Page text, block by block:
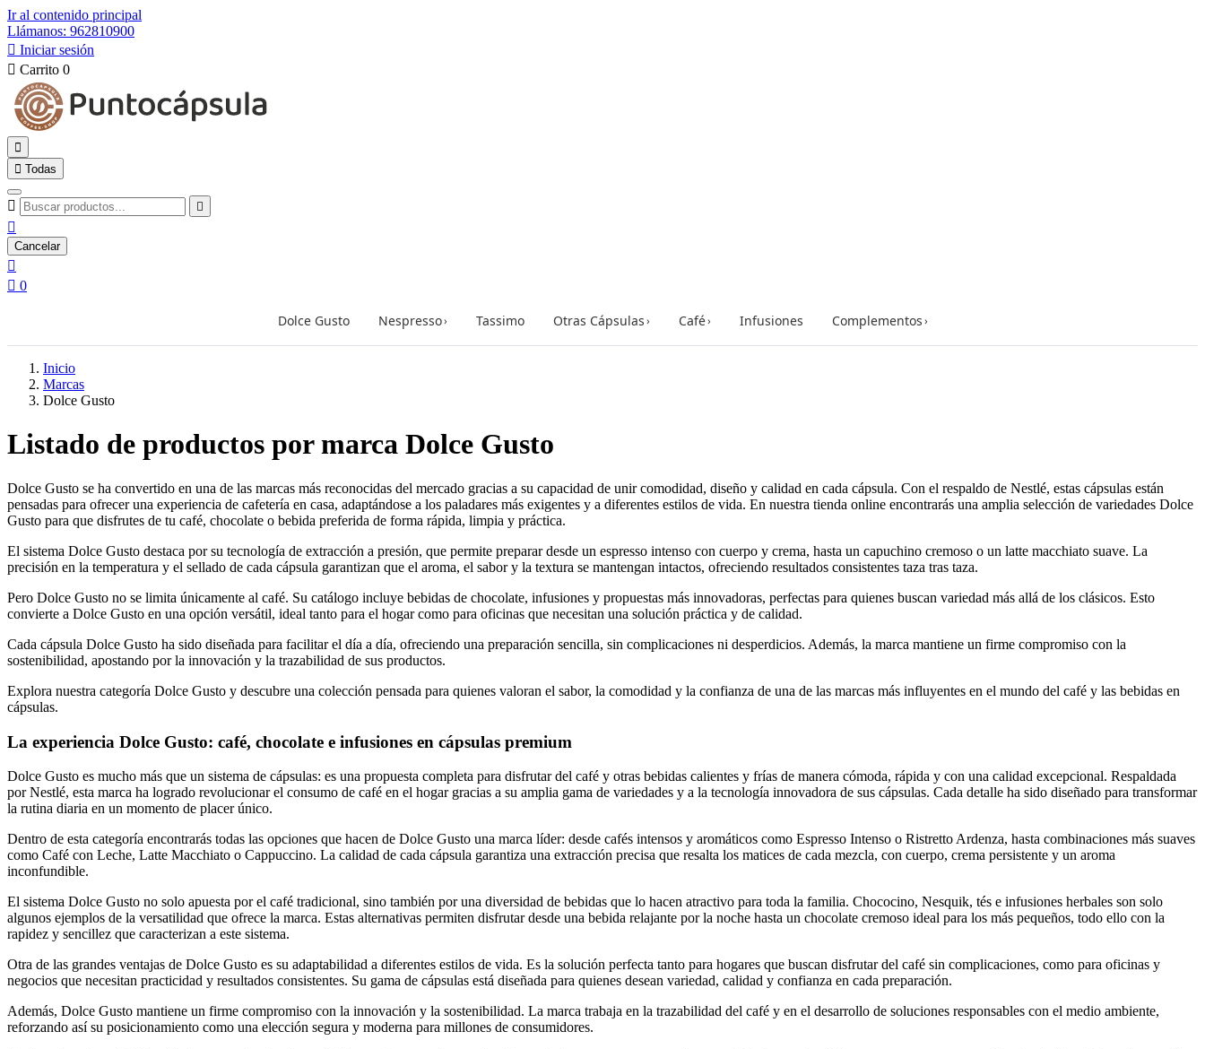
Ir al contenido principal
Llámanos: 962810900
 Iniciar sesión
 Carrito 0

 Todas
 

Cancelar

 0
Dolce Gusto Nespresso› Tassimo Otras Cápsulas› Café› Infusiones Complementos›
Inicio
Marcas
Dolce Gusto
Listado de productos por marca Dolce Gusto
Dolce Gusto se ha convertido en una de las marcas más reconocidas del mercado gracias a su capacidad de unir comodidad, diseño y calidad en cada cápsula. Con el respaldo de Nestlé, estas cápsulas están
pensadas para ofrecer una experiencia de cafetería en casa, adaptándose a los paladares más exigentes y a diferentes estilos de vida. En nuestra tienda online encontrarás una amplia selección de variedades Dolce
Gusto para que disfrutes de tu café, chocolate o bebida preferida de forma rápida, limpia y práctica.
El sistema Dolce Gusto destaca por su tecnología de extracción a presión, que permite preparar desde un espresso intenso con cuerpo y crema, hasta un capuchino cremoso o un latte macchiato suave. La
precisión en la temperatura y el sellado de cada cápsula garantizan que el aroma, el sabor y la textura se mantengan intactos, ofreciendo resultados consistentes taza tras taza.
Pero Dolce Gusto no se limita únicamente al café. Su catálogo incluye bebidas de chocolate, infusiones y propuestas más innovadoras, perfectas para quienes buscan variedad más allá de los clásicos. Esto
convierte a Dolce Gusto en una opción versátil, ideal tanto para el hogar como para oficinas que necesitan una solución práctica y de calidad.
Cada cápsula Dolce Gusto ha sido diseñada para facilitar el día a día, ofreciendo una preparación sencilla, sin complicaciones ni desperdicios. Además, la marca mantiene un firme compromiso con la
sostenibilidad, apostando por la innovación y la trazabilidad de sus productos.
Explora nuestra categoría Dolce Gusto y descubre una colección pensada para quienes valoran el sabor, la comodidad y la confianza de una de las marcas más influyentes en el mundo del café y las bebidas en
cápsulas.
La experiencia Dolce Gusto: café, chocolate e infusiones en cápsulas premium
Dolce Gusto es mucho más que un sistema de cápsulas: es una propuesta completa para disfrutar del café y otras bebidas calientes y frías de manera cómoda, rápida y con una calidad excepcional. Respaldada
por Nestlé, esta marca ha logrado revolucionar el consumo de café en el hogar gracias a su amplia gama de variedades y a la tecnología innovadora de sus cápsulas. Cada detalle ha sido diseñado para transformar
la rutina diaria en un momento de placer único.
Dentro de esta categoría encontrarás todas las opciones que hacen de Dolce Gusto una marca líder: desde cafés intensos y aromáticos como Espresso Intenso o Ristretto Ardenza, hasta combinaciones más suaves
como Café con Leche, Latte Macchiato o Cappuccino. La calidad de cada cápsula garantiza una extracción precisa que resalta los matices de cada mezcla, con cuerpo, crema persistente y un aroma
inconfundible.
El sistema Dolce Gusto no solo apuesta por el café tradicional, sino también por una diversidad de bebidas que lo hacen atractivo para toda la familia. Chococino, Nesquik, tés e infusiones herbales son solo
algunos ejemplos de la versatilidad que ofrece la marca. Estas alternativas permiten disfrutar desde una bebida relajante por la noche hasta un chocolate cremoso ideal para los más pequeños, todo ello con la
rapidez y sencillez que caracterizan a este sistema.
Otra de las grandes ventajas de Dolce Gusto es su adaptabilidad a diferentes estilos de vida. Es la solución perfecta tanto para hogares que buscan disfrutar del café sin complicaciones, como para oficinas y
negocios que necesitan practicidad y resultados consistentes. Su gama de cápsulas está diseñada para quienes desean variedad, calidad y confianza en cada preparación.
Además, Dolce Gusto mantiene un firme compromiso con la innovación y la sostenibilidad. La marca trabaja en la trazabilidad del café y en el desarrollo de soluciones responsables con el medio ambiente,
reforzando así su posicionamiento como una elección segura y moderna para millones de consumidores.